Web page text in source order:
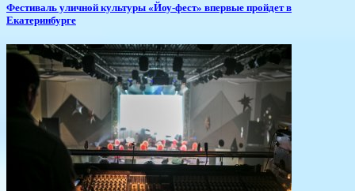
​Фестиваль уличной культуры «Йоу-фест» впервые пройдет в
Екатеринбурге